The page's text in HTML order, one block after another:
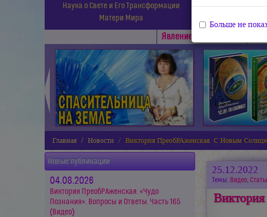
Наука о Свете и Его Трансформации
Матери Мира
Явлениe Матери Мира
◄
Главная Новости Виктория ПреобРАженская. С Новым
Новые публикации
04.08.2026
Виктория ПреобРАженская. «Чудо
Познания». Вопросы и Ответы. Часть 165
(Видео)
25.12.2022
Темы: Видео,
Больше не